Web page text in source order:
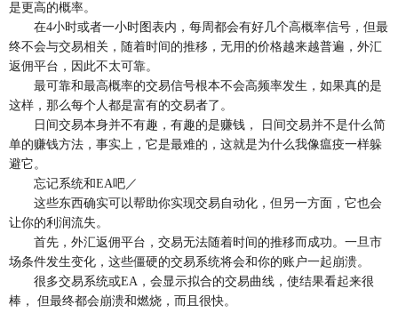
是更高的概率。
在4小时或者一小时图表内，每周都会有好几个高概率信号，但最
终不会与交易相关，随着时间的推移，无用的价格越来越普遍，外汇
返佣平台，因此不太可靠。
最可靠和最高概率的交易信号根本不会高频率发生，如果真的是
这样，那么每个人都是富有的交易者了。
日间交易本身并不有趣，有趣的是赚钱， 日间交易并不是什么简
单的赚钱方法，事实上，它是最难的，这就是为什么我像瘟疫一样躲
避它。
忘记系统和EA吧／
这些东西确实可以帮助你实现交易自动化，但另一方面，它也会
让你的利润流失。
首先，外汇返佣平台，交易无法随着时间的推移而成功。一旦市
场条件发生变化，这些僵硬的交易系统将会和你的账户一起崩溃。
很多交易系统或EA，会显示拟合的交易曲线，使结果看起来很
棒， 但最终都会崩溃和燃烧，而且很快。